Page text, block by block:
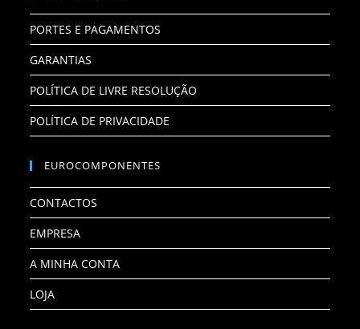
PORTES E PAGAMENTOS
GARANTIAS
POLÍTICA DE LIVRE RESOLUÇÃO
POLÍTICA DE PRIVACIDADE
EUROCOMPONENTES
CONTACTOS
EMPRESA
A MINHA CONTA
LOJA